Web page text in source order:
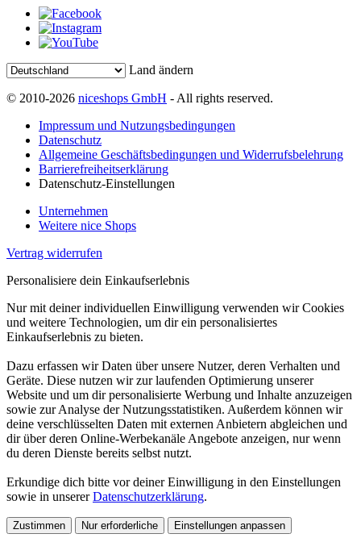
Land ändern
© 2010-2026 niceshops GmbH - All rights reserved.
Impressum und Nutzungsbedingungen
Datenschutz
Allgemeine Geschäftsbedingungen und Widerrufsbelehrung
Barrierefreiheitserklärung
Datenschutz-Einstellungen
Unternehmen
Weitere nice Shops
Vertrag widerrufen
Personalisiere dein Einkaufserlebnis
Nur mit deiner individuellen Einwilligung verwenden wir Cookies
und weitere Technologien, um dir ein personalisiertes
Einkaufserlebnis zu bieten.
Dazu erfassen wir Daten über unsere Nutzer, deren Verhalten und
Geräte. Diese nutzen wir zur laufenden Optimierung unserer
Website und um dir personalisierte Werbung und Inhalte anzuzeigen
sowie zur Analyse der Nutzungsstatistiken. Außerdem können wir
deine verschlüsselten Daten mit externen Anbietern abgleichen und
dir über deren Online-Werbekanäle Angebote anzeigen, nur wenn
du deren Dienste bereits selbst nutzt.
Erkundige dich bitte vor deiner Einwilligung in den Einstellungen
sowie in unsererDatenschutzerklärung.
Zustimmen Nur erforderliche Einstellungen anpassen